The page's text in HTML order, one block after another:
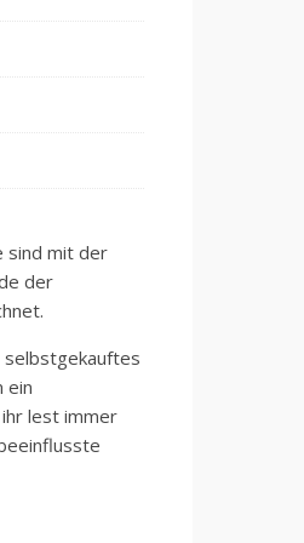
sind mit der
der
selbstgekauftes
ein
lest immer